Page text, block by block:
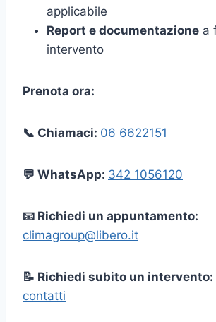
applicabile
Report e documentazione a
intervento
Prenota ora:
📞 Chiamaci: 06 6622151
💬 WhatsApp: 342 1056120
📧 Richiedi un appuntamento:
climagroup@libero.it
📝 Richiedi subito un intervento:
contatti